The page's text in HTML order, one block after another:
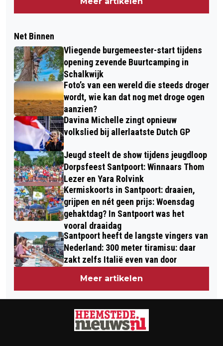
Net Binnen
Vliegende burgemeester-start tijdens
opening zevende Buurtcamping in
Schalkwijk
Foto’s van een wereld die steeds droger
wordt, wie kan dat nog met droge ogen
aanzien?
Davina Michelle zingt opnieuw
volkslied bij allerlaatste Dutch GP
Jeugd steelt de show tijdens jeugdloop
Dorpsfeest Santpoort: Winnaars Thom
Lezer en Yara Rolvink
Kermiskoorts in Santpoort: draaien,
grijpen en nét geen prijs: Woensdag
gehaktdag? In Santpoort was het
vooral draaidag
Santpoort heeft de langste vingers van
Nederland: 300 meter tiramisu: daar
zakt zelfs Italië even van door
Meer artikelen